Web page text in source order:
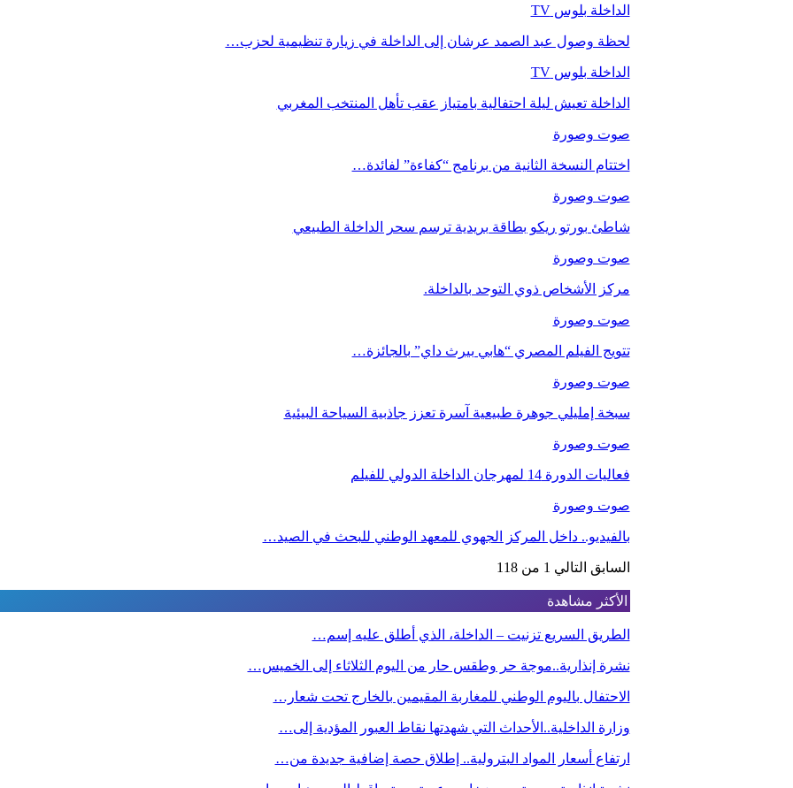
الداخلة بلوس TV
لحظة وصول عبد الصمد عرشان إلى الداخلة في زيارة تنظيمية لحزب…
الداخلة بلوس TV
الداخلة تعيش ليلة احتفالية بامتياز عقب تأهل المنتخب المغربي
صوت وصورة
اختتام النسخة الثانية من برنامج “كفاءة” لفائدة…
صوت وصورة
شاطئ بورتو ريكو بطاقة بريدية ترسم سحر الداخلة الطبيعي
صوت وصورة
مركز الأشخاص ذوي التوحد بالداخلة.
صوت وصورة
تتويج الفيلم المصري “هابي بيرث داي” بالجائزة…
صوت وصورة
سبخة إمليلي جوهرة طبيعية آسرة تعزز جاذبية السياحة البيئية
صوت وصورة
فعاليات الدورة 14 لمهرجان الداخلة الدولي للفيلم
صوت وصورة
بالفيديو.. داخل المركز الجهوي للمعهد الوطني للبحث في الصيد…
السابق التالي 1 من 118
الأكثر مشاهدة
الطريق السريع تزنيت – الداخلة، الذي أطلق عليه إسم…
نشرة إنذارية..موجة حر وطقس حار من اليوم الثلاثاء إلى الخميس…
الاحتفال باليوم الوطني للمغاربة المقيمين بالخارج تحت شعار…
وزارة الداخلية..الأحداث التي شهدتها نقاط العبور المؤدية إلى…
ارتفاع أسعار المواد البترولية.. إطلاق حصة إضافية جديدة من…